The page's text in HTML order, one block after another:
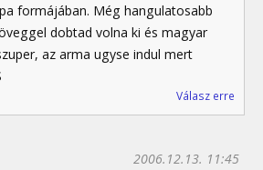
formájában. Még hangulatosabb
dobtad volna ki és magyar
az arma ugyse indul mert
Válasz erre
2006.12.13. 11:45